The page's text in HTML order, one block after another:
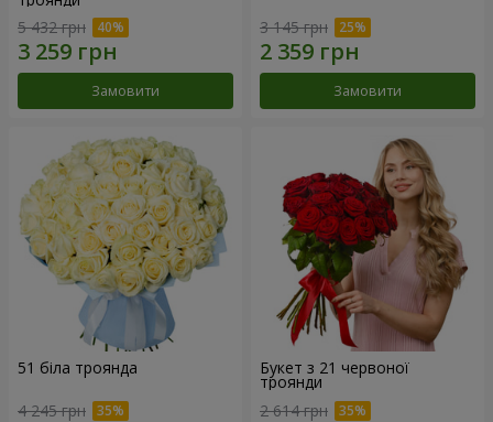
5 432 грн
Замовити
3 145 грн
Замовити
51 біла троянда
4 245 грн
Букет з 21 червоної
троянди
2 614 грн